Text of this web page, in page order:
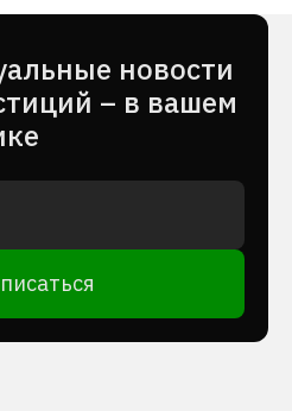
новости
– в вашем